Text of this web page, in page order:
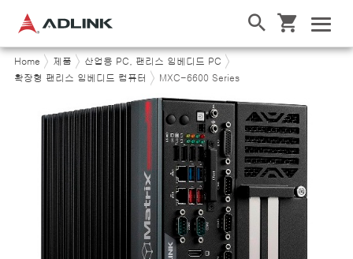
Home 제품
산업용 PC, 팬리스 임베디드 PC
확장형 팬리스 임베디드 컴퓨터
MXC-6600 Series